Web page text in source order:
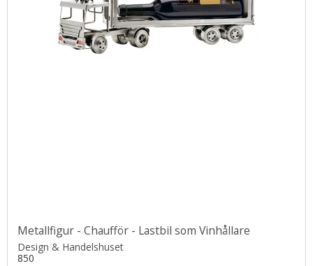
Metallfigur - Chaufför - Lastbil som Vinhållare
Design & Handelshuset
850